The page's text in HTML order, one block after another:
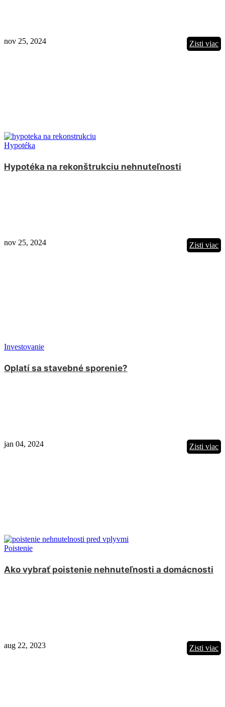
Zisti viac
nov 25, 2024
Hypotéka
Hypotéka na rekonštrukciu nehnuteľnosti
Zisti viac
nov 25, 2024
Investovanie
Oplatí sa stavebné sporenie?
Zisti viac
jan 04, 2024
Poistenie
Ako vybrať poistenie nehnuteľnosti a domácnosti
Zisti viac
aug 22, 2023